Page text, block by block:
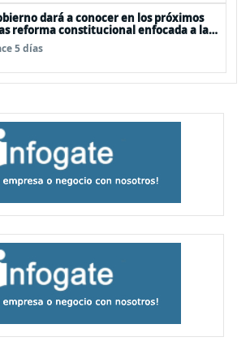
dará a conocer en los próximos
reforma constitucional enfocada a la
5 días